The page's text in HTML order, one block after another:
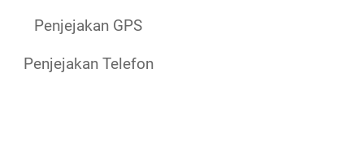
Penjejakan GPS
Penjejakan Telefon